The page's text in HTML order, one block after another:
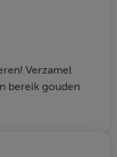
Verzamel
bereik gouden